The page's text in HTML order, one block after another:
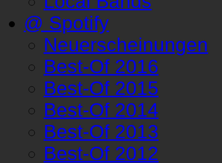
@ Spotify
Neuerscheinungen
Best-Of 2016
Best-Of 2015
Best-Of 2014
Best-Of 2013
Best-Of 2012